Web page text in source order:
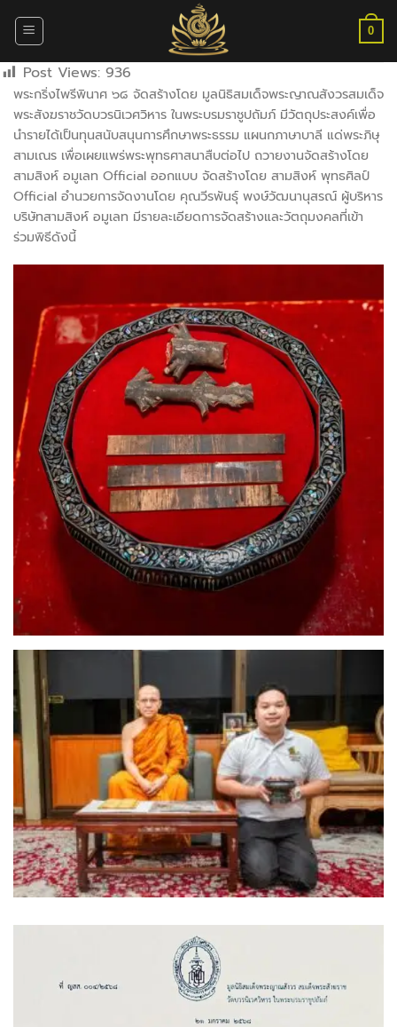
เนื้อหา
0
Post Views: 936
พระกริ่งไพรีพินาศ ๖๘ จัดสร้างโดย มูลนิธิสมเด็จพระญาณสังวรสมเด็จ
พระสังฆราชวัดบวรนิเวศวิหาร ในพระบรมราชูปถัมภ์ มีวัตถุประสงค์เพื่อ
นำรายได้เป็นทุนสนับสนุนการศึกษาพระธรรม แผนกภาษาบาลี แด่พระภิษุ
สามเณร เพื่อเผยแพร่พระพุทธศาสนาสืบต่อไป ถวายงานจัดสร้างโดย
สามสิงห์ อมูเลท Official ออกแบบ จัดสร้างโดย สามสิงห์ พุทธศิลป์
Official อำนวยการจัดงานโดย คุณวีรพันธุ์ พงษ์วัฒนานุสรณ์ ผู้บริหาร
บริษัทสามสิงห์ อมูเลท มีรายละเอียดการจัดสร้างและวัตถุมงคลที่เข้า
ร่วมพิธีดังนี้